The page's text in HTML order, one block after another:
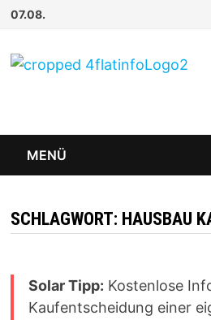
Zum
springen
07.08.
MENÜ
SCHLAGWORT: HAUSBAU
Solar Tipp: Kostenlose
Kaufentscheidung einer